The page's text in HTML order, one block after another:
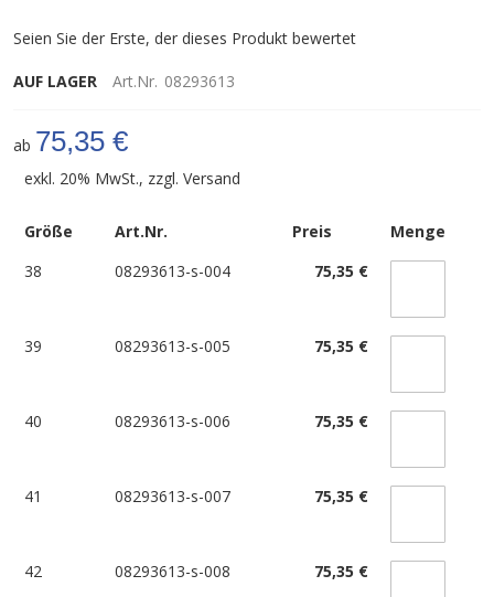
Seien Sie der Erste, der dieses Produkt bewertet
AUF LAGER Art.Nr. 08293613
ab 75,35 €
exkl. 20% MwSt., zzgl. Versand
Größe Art.Nr. Preis
Menge
38
08293613-s-004 75,35 €
39 08293613-s-005 75,35 €
40 08293613-s-006 75,35 €
41 08293613-s-007 75,35 €
42 08293613-s-008 75,35 €